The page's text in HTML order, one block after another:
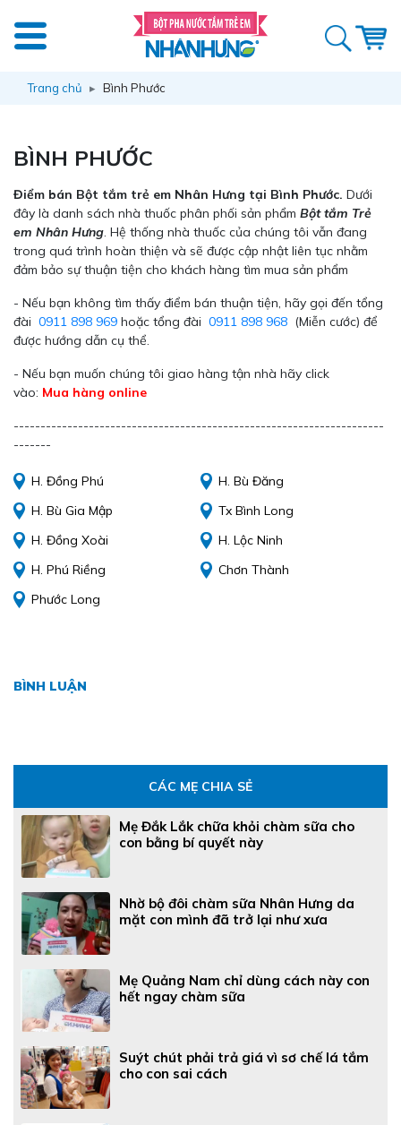
Trang chủ Bình Phước
BÌNH PHƯỚC
Điểm bán Bột tắm trẻ em Nhân Hưng tại Bình Phước. Dưới
đây là danh sách nhà thuốc phân phối sản phẩm Bột tắm Trẻ
em Nhân Hưng. Hệ thống nhà thuốc của chúng tôi vẫn đang
trong quá trình hoàn thiện và sẽ được cập nhật liên tục nhằm
đảm bảo sự thuận tiện cho khách hàng tìm mua sản phẩm
- Nếu bạn không tìm thấy điểm bán thuận tiện, hãy gọi đến tổng
đài 0911 898 969 hoặc tổng đài 0911 898 968 (Miễn cước) để
được hướng dẫn cụ thể.
- Nếu bạn muốn chúng tôi giao hàng tận nhà hãy click
vào: Mua hàng online
---------------------------------------------------------------------
-------
H. Đồng Phú
H. Bù Đăng
H. Bù Gia Mập
Tx Bình Long
H. Đồng Xoài
H. Lộc Ninh
H. Phú Riềng
Chơn Thành
Phước Long
BÌNH LUẬN
CÁC MẸ CHIA SẺ
Mẹ Đắk Lắk chữa khỏi chàm sữa cho
con bằng bí quyết này
Nhờ bộ đôi chàm sữa Nhân Hưng da
mặt con mình đã trở lại như xưa
Mẹ Quảng Nam chỉ dùng cách này con
hết ngay chàm sữa
Suýt chút phải trả giá vì sơ chế lá tắm
cho con sai cách